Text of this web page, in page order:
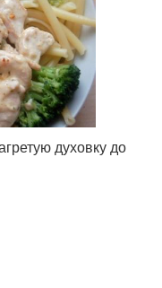
духовку до